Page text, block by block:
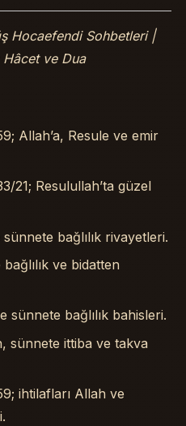
Hocaefendi Sohbetleri |
Hâcet ve Dua
Allah’a, Resule ve emir
21; Resulullah’ta güzel
bağlılık rivayetleri.
ve bidatten
sünnete bağlılık bahisleri.
sünnete ittiba ve takva
ihtilafları Allah ve